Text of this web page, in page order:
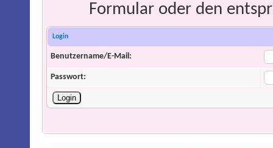
Formular oder den
Login
Benutzername/E-Mail:
Passwort: